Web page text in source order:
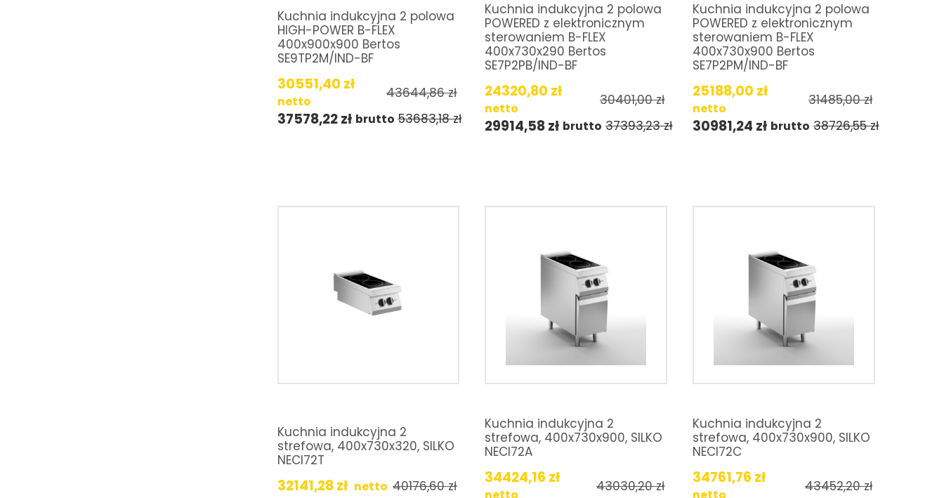
Kuchnia indukcyjna 2 polowa
HIGH-POWER B-FLEX
400x900x900 Bertos
SE9TP2M/IND-BF
30551,40 zł
netto
43644,86zł
37578,22zł brutto 53683,18zł
Kuchnia indukcyjna 2 polowa
POWERED z elektronicznym
sterowaniem B-FLEX
400x730x290 Bertos
SE7P2PB/IND-BF
24320,80 zł
netto
30401,00zł
29914,58zł brutto 37393,23zł
Kuchnia indukcyjna 2 polowa
POWERED z elektronicznym
sterowaniem B-FLEX
400x730x900 Bertos
SE7P2PM/IND-BF
25188,00 zł
netto
31485,00zł
30981,24 zł brutto 38726,55zł
Kuchnia indukcyjna 2
strefowa, 400x730x320, SILKO
NECI72T
32141,28zł netto 40176,60zł
Kuchnia indukcyjna 2
strefowa, 400x730x900, SILKO
NECI72A
34424,16 zł 43030,20zł
Kuchnia indukcyjna 2
strefowa, 400x730x900, SILKO
NECI72C
34761,76 zł 43452,20zł